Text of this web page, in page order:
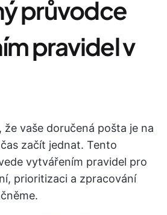
průvodce
pravidel v
vaše doručená pošta je na
začít jednat. Tento
vytvářením pravidel pro
prioritizaci a zpracování